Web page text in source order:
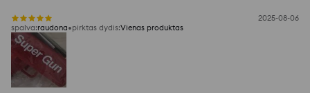
2025-08-06
spalva:raudona pirktas dydis:Vienas produktas